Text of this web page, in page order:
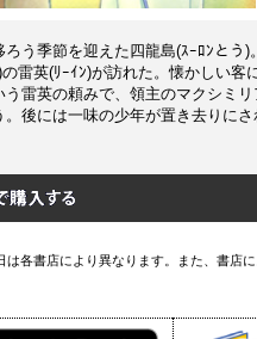
う季節を迎えた四龍島(ｽｰﾛﾝとう
雷英(ﾘｰｲﾝ)が訪れた。懐かしい
う雷英の頼みで、領主のマクシミ
。後には一味の少年が置き去りに
各書店により異なります。また、書店